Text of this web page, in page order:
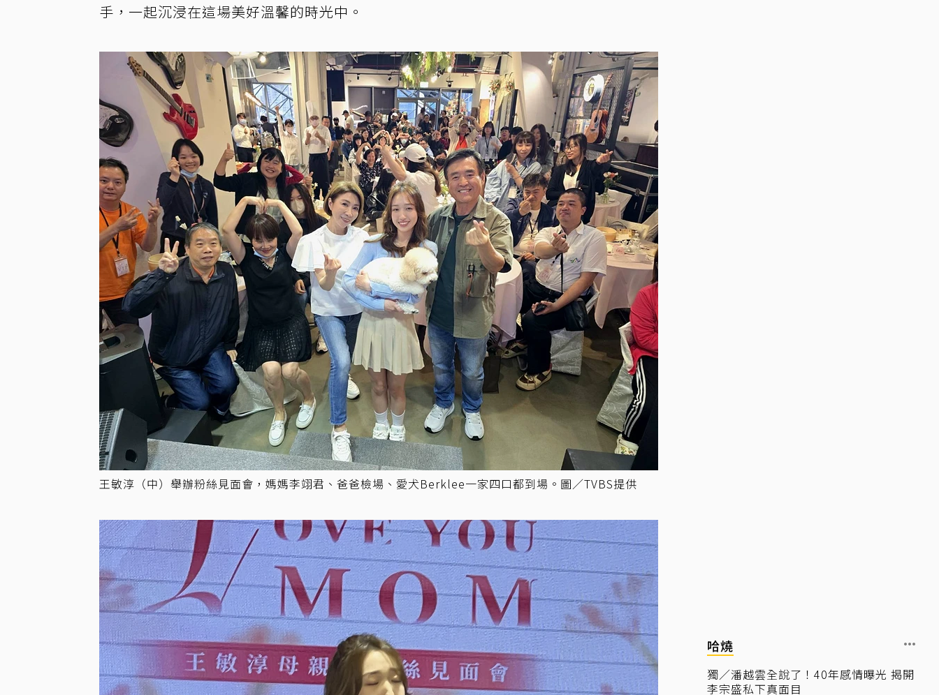
手，一起沉浸在這場美好溫馨的時光中。
王敏淳（中）舉辦粉絲見面會，媽媽李翊君、爸爸檢場、愛犬Berklee一家四口都到場。圖／TVBS提供
哈燒
獨／潘越雲全說了！40年感情曝光 揭開
李宗盛私下真面目